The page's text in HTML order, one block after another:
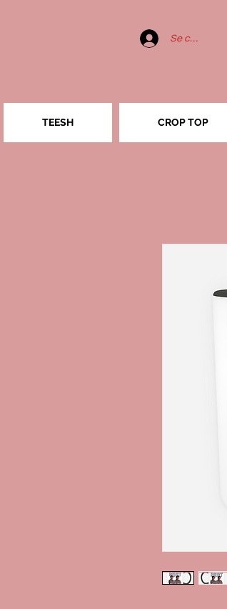
Se connecter
TEESH CROP TOP